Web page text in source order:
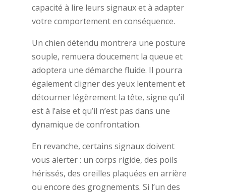
capacité à lire leurs signaux et à adapter
votre comportement en conséquence.
Un chien détendu montrera une posture
souple, remuera doucement la queue et
adoptera une démarche fluide. Il pourra
également cligner des yeux lentement et
détourner légèrement la tête, signe qu’il
est à l’aise et qu’il n’est pas dans une
dynamique de confrontation.
En revanche, certains signaux doivent
vous alerter : un corps rigide, des poils
hérissés, des oreilles plaquées en arrière
ou encore des grognements. Si l’un des